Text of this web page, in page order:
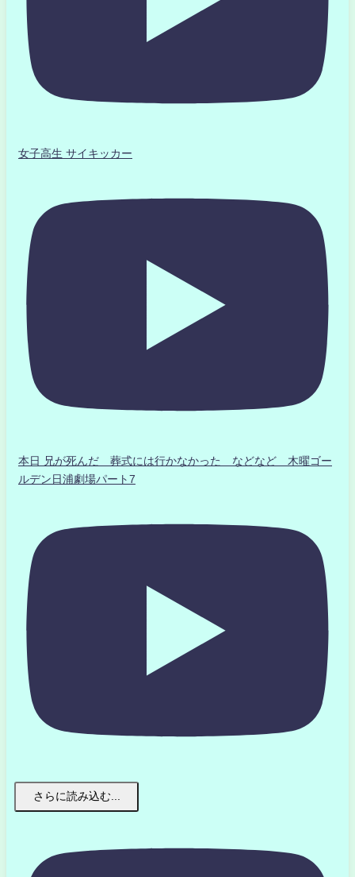
女子高生 サイキッカー
本日 兄が死んだ 葬式には行かなかった などなど 木曜ゴー
ルデン日浦劇場パート7
さらに読み込む...